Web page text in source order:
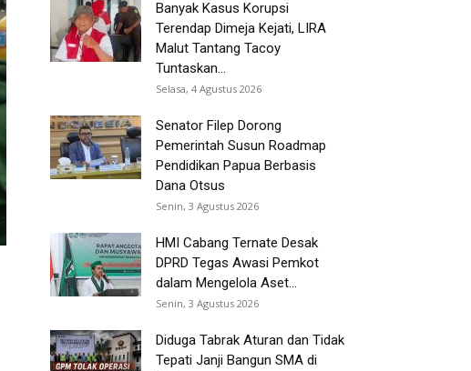
Banyak Kasus Korupsi
Terendap Dimeja Kejati, LIRA
Malut Tantang Tacoy
Tuntaskan...
Selasa, 4 Agustus 2026
Senator Filep Dorong
Pemerintah Susun Roadmap
Pendidikan Papua Berbasis
Dana Otsus
Senin, 3 Agustus 2026
HMI Cabang Ternate Desak
DPRD Tegas Awasi Pemkot
dalam Mengelola Aset...
Senin, 3 Agustus 2026
Diduga Tabrak Aturan dan Tidak
Tepati Janji Bangun SMA di